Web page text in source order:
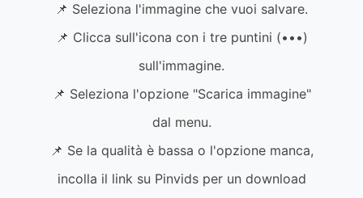
📌 Seleziona l'immagine che vuoi salvare.
📌 Clicca sull'icona con i tre puntini (•••)
sull'immagine.
📌 Seleziona l'opzione "Scarica immagine"
dal menu.
📌 Se la qualità è bassa o l'opzione manca,
incolla il link su Pinvids per un download